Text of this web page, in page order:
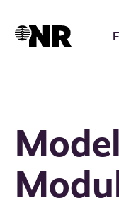
hovedinnhold